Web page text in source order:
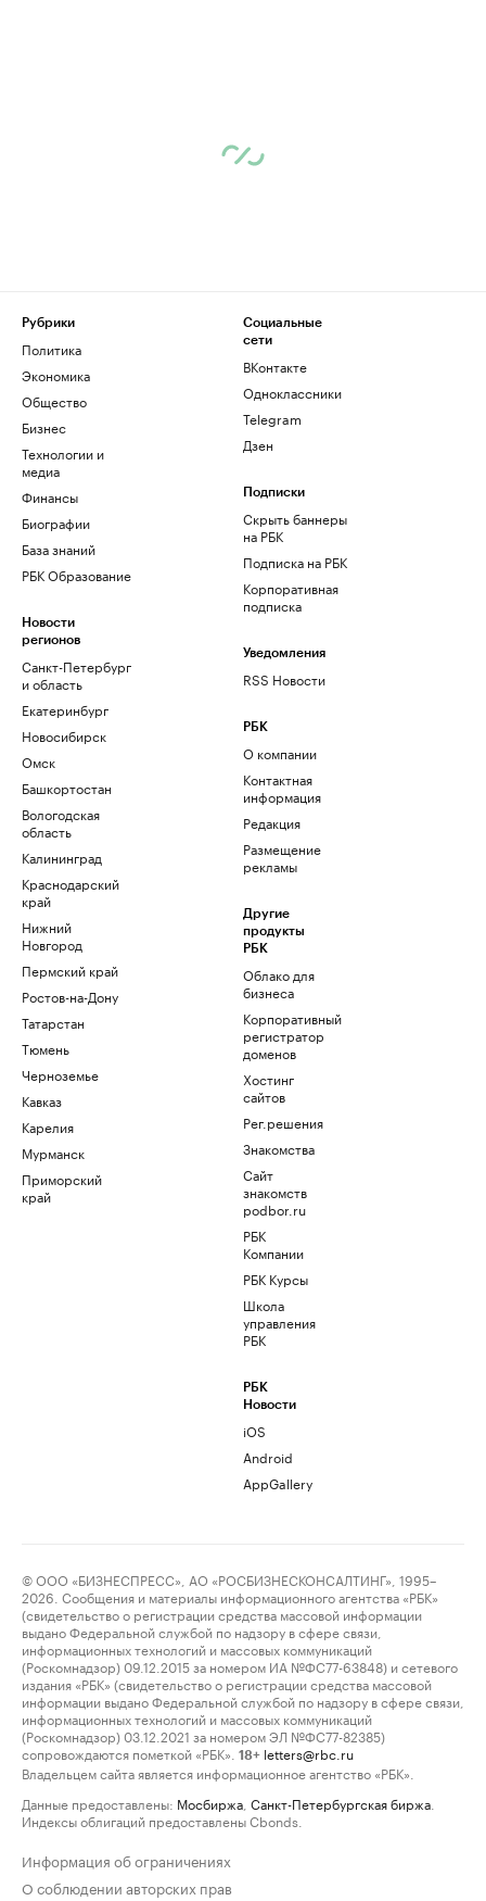
Рубрики
Политика
Экономика
Общество
Бизнес
Технологии и
медиа
Финансы
Биографии
База знаний
РБК Образование
Новости
регионов
Санкт-Петербург
и область
Екатеринбург
Новосибирск
Омск
Башкортостан
Вологодская
область
Калининград
Краснодарский
край
Нижний
Новгород
Пермский край
Ростов-на-Дону
Татарстан
Тюмень
Черноземье
Кавказ
Карелия
Мурманск
Приморский
край
Социальные
сети
ВКонтакте
Одноклассники
Telegram
Дзен
Подписки
Скрыть баннеры
на РБК
Подписка на РБК
Корпоративная
подписка
Уведомления
RSS Новости
РБК
О компании
Контактная
информация
Редакция
Размещение
рекламы
Другие
продукты
РБК
Облако для
бизнеса
Корпоративный
регистратор
доменов
Хостинг
сайтов
Рег.решения
Знакомства
Сайт
знакомств
podbor.ru
РБК
Компании
РБК Курсы
Школа
управления
РБК
РБК
Новости
iOS
Android
AppGallery
© ООО «БИЗНЕСПРЕСС», АО «РОСБИЗНЕСКОНСАЛТИНГ», 1995–
2026. Сообщения и материалы информационного агентства «РБК»
(свидетельство о регистрации средства массовой информации
выдано Федеральной службой по надзору в сфере связи,
информационных технологий и массовых коммуникаций
(Роскомнадзор) 09.12.2015 за номером ИА №ФС77-63848) и сетевого
издания «РБК» (свидетельство о регистрации средства массовой
информации выдано Федеральной службой по надзору в сфере связи,
информационных технологий и массовых коммуникаций
(Роскомнадзор) 03.12.2021 за номером ЭЛ №ФС77-82385)
сопровождаются пометкой «РБК».
18+ letters@rbc.ru
Владельцем сайта является информационное агентство «РБК».
Данные предоставлены: Мосбиржа Санкт-Петербургская биржа
Индексы облигаций предоставлены Cbonds.
Информация об ограничениях
О соблюдении авторских прав